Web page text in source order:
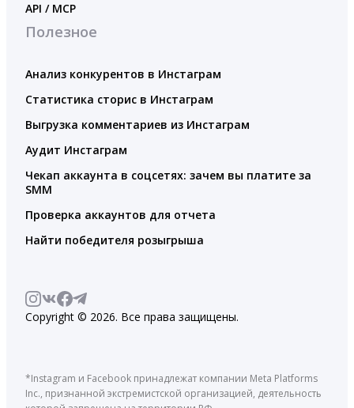
API / MCP
Полезное
Анализ конкурентов в Инстаграм
Статистика сторис в Инстаграм
Выгрузка комментариев из Инстаграм
Аудит Инстаграм
Чекап аккаунта в соцсетях: зачем вы платите за
SMM
Проверка аккаунтов для отчета
Найти победителя розыгрыша
Copyright © 2026. Все права защищены.
*Instagram и Facebook принадлежат компании Meta Platforms
Inc., признанной экстремистской организацией, деятельность